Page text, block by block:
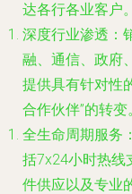
达各行各业客户。
深度行业渗透 ：
融、通信、政府
提供具有针对性
合作伙伴”的转变
全生命周期服务
括7x24小时热线
件供应以及专业